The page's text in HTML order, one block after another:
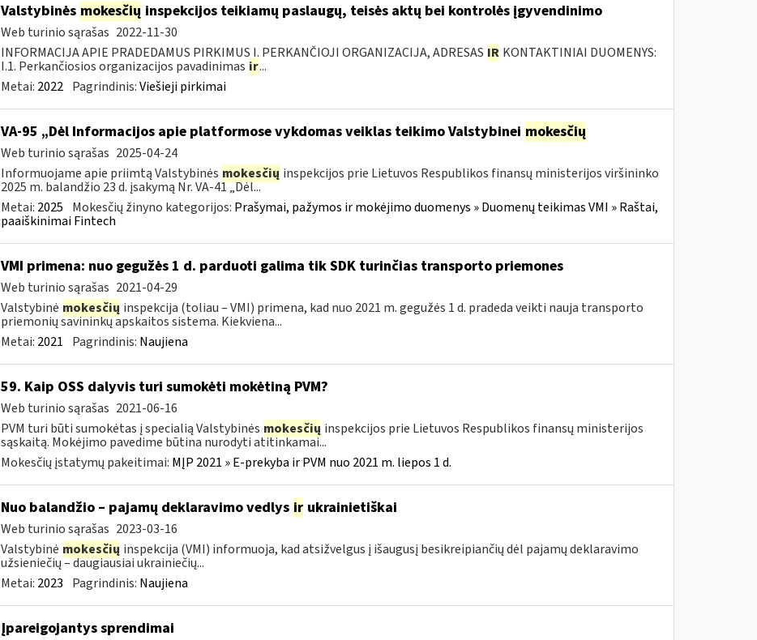
Valstybinės mokesčių inspekcijos teikiamų paslaugų, teisės aktų bei kontrolės įgyvendinimo
Web turinio sąrašas 2022-11-30
INFORMACIJA APIE PRADEDAMUS PIRKIMUS I. PERKANČIOJI ORGANIZACIJA, ADRESAS IR KONTAKTINIAI DUOMENYS:
I.1. Perkančiosios organizacijos pavadinimas ir...
Metai: 2022 Pagrindinis:Viešieji pirkimai
VA-95 „Dėl Informacijos apie platformose vykdomas veiklas teikimo Valstybinei mokesčių
Web turinio sąrašas 2025-04-24
Informuojame apie priimtą Valstybinės mokesčių inspekcijos prie Lietuvos Respublikos finansų ministerijos viršininko
2025 m. balandžio 23 d. įsakymą Nr. VA-41 „Dėl...
Metai: 2025 Mokesčių žinyno kategorijos: Prašymai, pažymos ir mokėjimo duomenys » Duomenų teikimas VMI » Raštai,
paaiškinimai Fintech
VMI primena: nuo gegužės 1 d. parduoti galima tik SDK turinčias transporto priemones
Web turinio sąrašas 2021-04-29
Valstybinė mokesčių inspekcija (toliau – VMI) primena, kad nuo 2021 m. gegužės 1 d. pradeda veikti nauja transporto
priemonių savininkų apskaitos sistema. Kiekviena...
Metai: 2021 Pagrindinis: Naujiena
59. Kaip OSS dalyvis turi sumokėti mokėtiną PVM?
Web turinio sąrašas 2021-06-16
PVM turi būti sumokėtas į specialią Valstybinės mokesčių inspekcijos prie Lietuvos Respublikos finansų ministerijos
sąskaitą. Mokėjimo pavedime būtina nurodyti atitinkamai...
Mokesčių įstatymų pakeitimai: MĮP 2021 » E-prekyba ir PVM nuo 2021 m. liepos 1 d.
Nuo balandžio – pajamų deklaravimo vedlys irukrainietiškai
Web turinio sąrašas 2023-03-16
Valstybinė mokesčių inspekcija (VMI) informuoja, kad atsižvelgus į išaugusį besikreipiančių dėl pajamų deklaravimo
užsieniečių – daugiausiai ukrainiečių...
Metai: 2023 Pagrindinis: Naujiena
Įpareigojantys sprendimai